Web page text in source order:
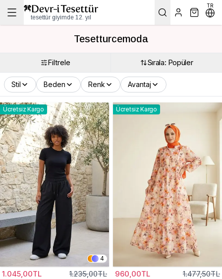
tesettür giyimde 12. yıl
TR
Tesetturcemoda
Filtrele Sırala: Popüler
Stil Beden Renk Avantaj
Ücretsiz Kargo
4
1.045,00TL 1.235,00TL
Ücretsiz Kargo
960,00TL 1.477,50TL